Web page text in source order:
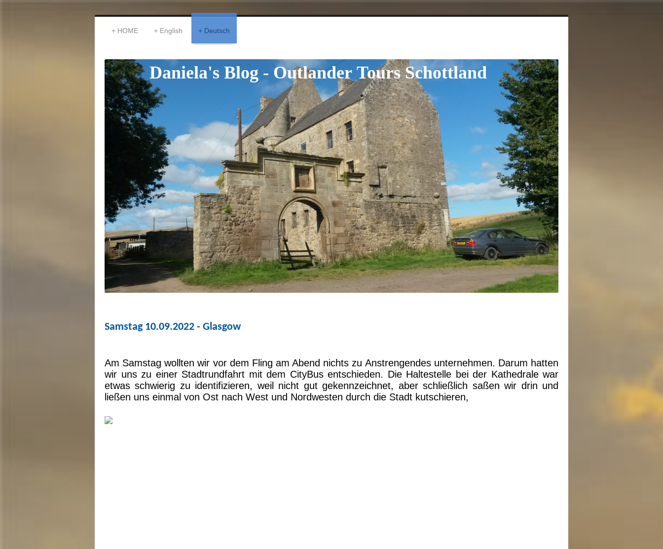
HOME English Deutsch
Daniela's Blog - Outlander Tours Schottland
Samstag 10.09.2022 - Glasgow
Am Samstag wollten wir vor dem Fling am Abend nichts zu Anstrengendes unternehmen. Darum hatten
wir uns zu einer Stadtrundfahrt mit dem CityBus entschieden. Die Haltestelle bei der Kathedrale war
etwas schwierig zu identifizieren, weil nicht gut gekennzeichnet, aber schließlich saßen wir drin und
ließen uns einmal von Ost nach West und Nordwesten durch die Stadt kutschieren,